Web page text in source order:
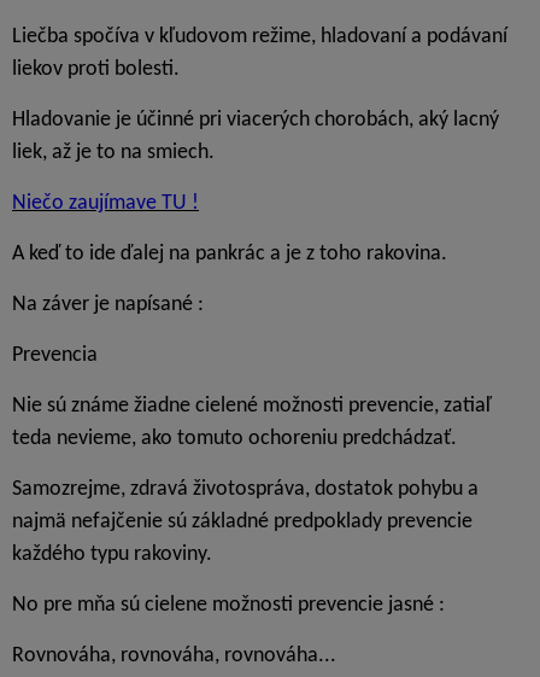
Liečba spočíva v kľudovom režime, hladovaní a podávaní
liekov proti bolesti.
Hladovanie je účinné pri viacerých chorobách, aký lacný
liek, až je to na smiech.
Niečo zaujímave TU !
A keď to ide ďalej na pankrác a je z toho rakovina.
Na záver je napísané :
Prevencia
Nie sú známe žiadne cielené možnosti prevencie, zatiaľ
teda nevieme, ako tomuto ochoreniu predchádzať.
Samozrejme, zdravá životospráva, dostatok pohybu a
najmä nefajčenie sú základné predpoklady prevencie
každého typu rakoviny.
No pre mňa sú cielene možnosti prevencie jasné :
Rovnováha, rovnováha, rovnováha...